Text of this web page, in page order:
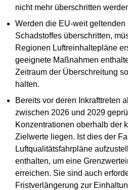
nicht mehr überschritten
Werden die EU-weit geltenden
Schadstoffes überschritten,
Regionen Luftreinhaltepläne
geeignete Maßnahmen
Zeitraum der Überschreitung
halten.
Bereits vor deren Inkrafttreten
zwischen 2026 und 2029
Konzentrationen oberhalb der
Zielwerte liegen. Ist dies der
Luftqualitätsfahrpläne
enthalten, um eine
erreichen. Sie sind auch
Fristverlängerung zur